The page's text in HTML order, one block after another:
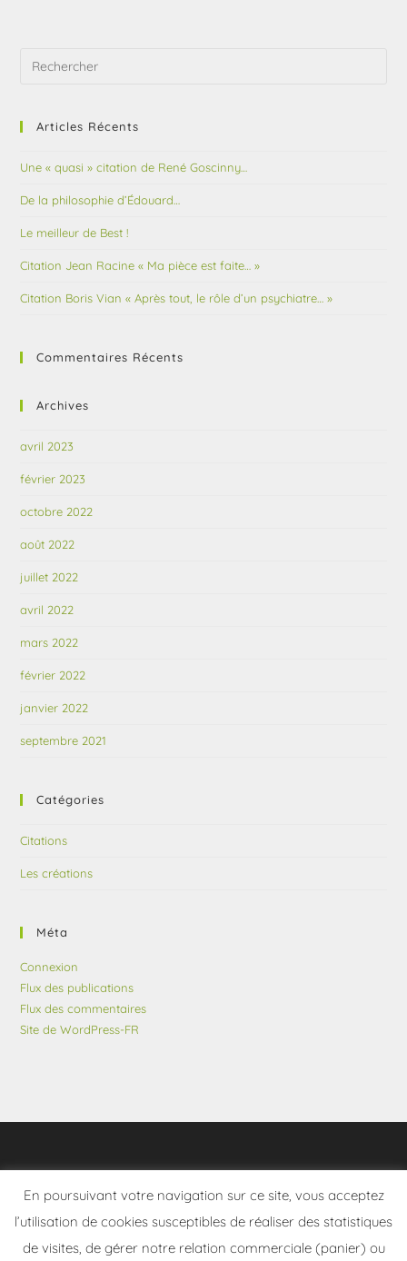
Articles Récents
Une « quasi » citation de René Goscinny…
De la philosophie d’Édouard…
Le meilleur de Best !
Citation Jean Racine « Ma pièce est faite… »
Citation Boris Vian « Après tout, le rôle d’un psychiatre… »
Commentaires Récents
Archives
avril 2023
février 2023
octobre 2022
août 2022
juillet 2022
avril 2022
mars 2022
février 2022
janvier 2022
septembre 2021
Catégories
Citations
Les créations
Méta
Connexion
Flux des publications
Flux des commentaires
Site de WordPress-FR
En poursuivant votre navigation sur ce site, vous acceptez
l’utilisation de cookies susceptibles de réaliser des statistiques
de visites, de gérer notre relation commerciale (panier) ou